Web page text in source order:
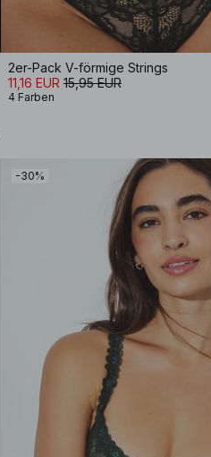
2er-Pack V-förmige Strings
11,16 EUR 15,95 EUR
4 Farben
-30%